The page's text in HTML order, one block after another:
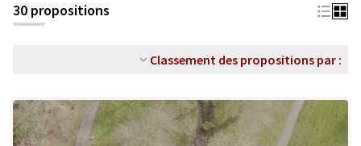
30 propositions
Classement des propositions par :